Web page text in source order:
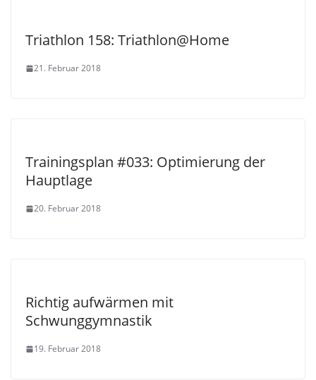
Triathlon 158: Triathlon@Home
21. Februar 2018
Trainingsplan #033: Optimierung der
Hauptlage
20. Februar 2018
Richtig aufwärmen mit
Schwunggymnastik
19. Februar 2018